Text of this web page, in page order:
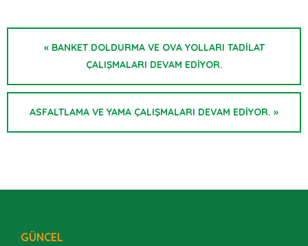
« BANKET DOLDURMA VE OVA YOLLARI TADİLAT
ÇALIŞMALARI DEVAM EDİYOR.
ASFALTLAMA VE YAMA ÇALIŞMALARI DEVAM EDİYOR. »
GÜNCEL